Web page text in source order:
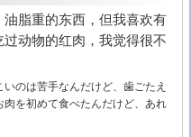
脂重的东西，但我喜欢有
动物的红肉，我觉得很不
のは苦手なんだけど、歯ごたえ
を初めて食べたんだけど、あれ